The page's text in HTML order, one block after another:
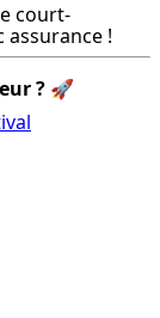
court-
assurance !
? 🚀